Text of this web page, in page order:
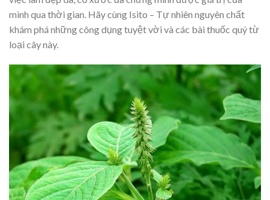
mình qua thời gian. Hãy cùng Isito – Tự nhiên nguyên chất
khám phá những công dụng tuyệt vời và các bài thuốc quý từ
loại cây này.